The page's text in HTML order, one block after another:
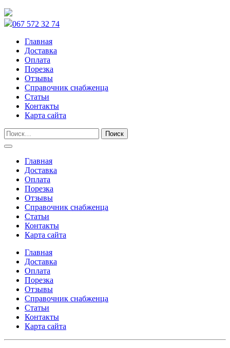
067 572 32 74
Главная
Доставка
Оплата
Порезка
Отзывы
Справочник снабженца
Статьи
Контакты
Карта сайта
Главная
Доставка
Оплата
Порезка
Отзывы
Справочник снабженца
Статьи
Контакты
Карта сайта
Главная
Доставка
Оплата
Порезка
Отзывы
Справочник снабженца
Статьи
Контакты
Карта сайта